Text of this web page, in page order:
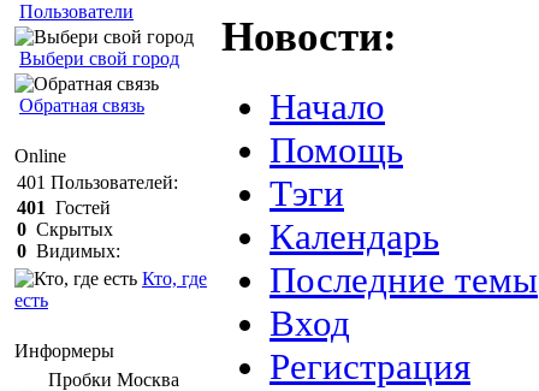
Пользователи
Выбери свой город
Обратная связь
Online
401 Пользователей:
401 Гостей
0 Скрытых
0 Видимых:
Кто, где
есть
Информеры
Пробки Mосква
Новости:
Начало
Помощь
Тэги
Календарь
Последние темы
Вход
Регистрация